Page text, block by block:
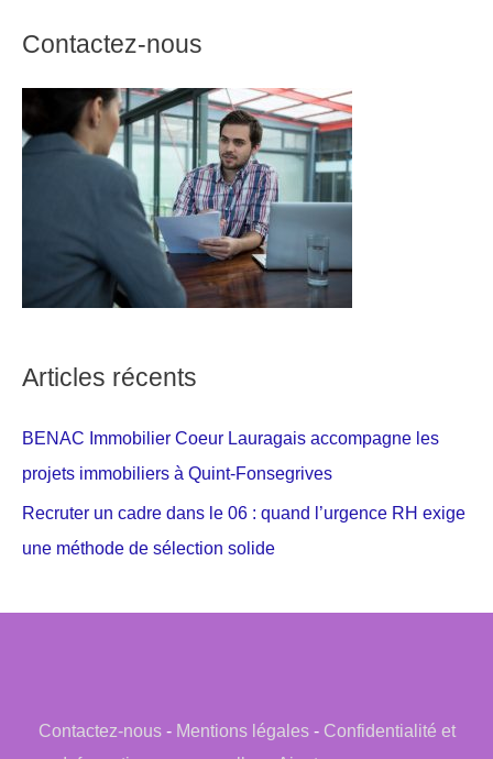
Contactez-nous
Articles récents
BENAC Immobilier Coeur Lauragais accompagne les
projets immobiliers à Quint-Fonsegrives
Recruter un cadre dans le 06 : quand l’urgence RH exige
une méthode de sélection solide
Contactez-nous- Mentions légales- Confidentialité et